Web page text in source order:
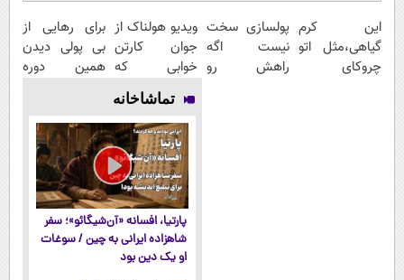
این کرم
گیاهی،مثل اتو
چروکای
پولسازی سخت
نیست اگه
راهش رو
ویدیو هولناک از
جوان کارتن
خوابی که
میلیاردر شد.
آموزش رایگان
برای رهایی از
بی پولی دیدن
همین دوره
کن)
تماشاخانه
پارتیا، افسانه «آن‌شیگائو»؛ سفر
شاهزاده ایرانی به چین / سوغات
او یک دین بود